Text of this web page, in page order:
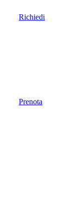
Richiedi
Prenota